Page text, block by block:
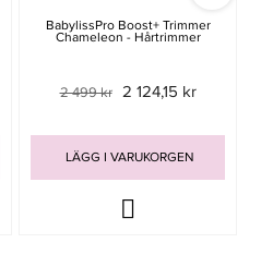
BabylissPro Boost+ Trimmer
Chameleon - Hårtrimmer
2 499 kr 2 124,15 kr
LÄGG I VARUKORGEN